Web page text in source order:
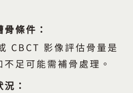
條件：
CBCT 影像評估骨量是
足可能需補骨處理。
：